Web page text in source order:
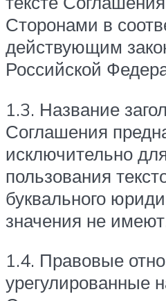
Сторонами в
действующим
Российской
1.3. Название
Соглашения
исключительно
пользования
буквального
значения не
1.4. Правовые
урегулированные